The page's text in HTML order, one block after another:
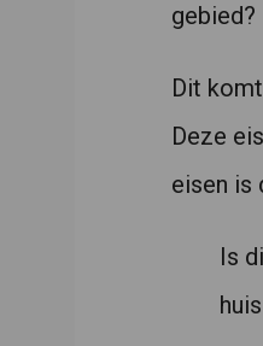
gebied?
Dit
Deze
eisen is
Is